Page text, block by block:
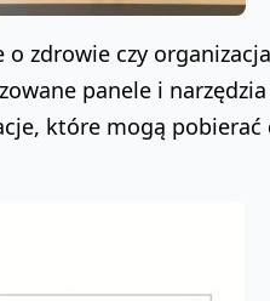
zdrowie czy organizacja
panele i
które mogą pobierać